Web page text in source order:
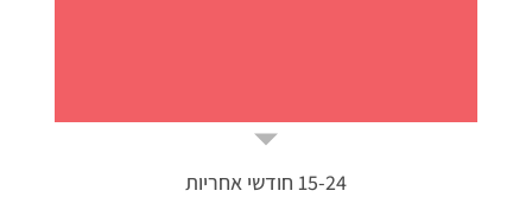
15-24 חודשי אחריות